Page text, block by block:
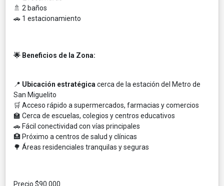
🚿 2 baños
🚗 1 estacionamiento
🌟 Beneficios de la Zona:
📍 Ubicación estratégica cerca de la estación del Metro de
San Miguelito
🛒 Acceso rápido a supermercados, farmacias y comercios
🏫 Cerca de escuelas, colegios y centros educativos
🚗 Fácil conectividad con vías principales
🏥 Próximo a centros de salud y clínicas
🌳 Áreas residenciales tranquilas y seguras
Precio $90.000